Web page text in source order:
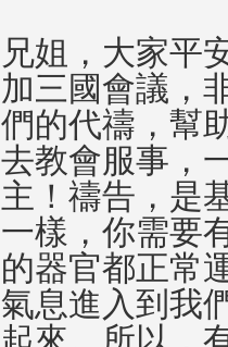
兄姐，大家平
加三國會議，
們的代禱，幫
去教會服事，
主！禱告，是
一樣，你需要
的器官都正常
氣息進入到我